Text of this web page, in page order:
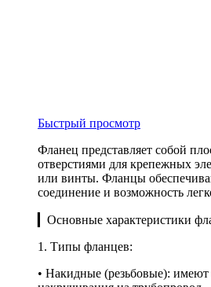
Быстрый просмотр
Фланец представляет собой
отверстиями для крепежных
или винты. Фланцы
соединение и возможность
▎Основные характеристики
1. Типы фланцев:
• Накидные (резьбовые):